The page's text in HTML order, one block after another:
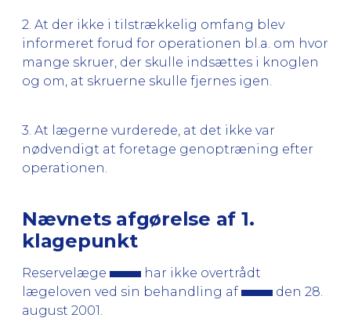
2. At der ikke i tilstrækkelig omfang blev
informeret forud for operationen bl.a. om hvor
mange skruer, der skulle indsættes i knoglen
og om, at skruerne skulle fjernes igen.
3. At lægerne vurderede, at det ikke var
nødvendigt at foretage genoptræning efter
operationen.
Nævnets afgørelse af 1.
klagepunkt
Reservelæge
har ikke overtrådt
lægeloven ved sin behandling af
den 28.
august 2001.